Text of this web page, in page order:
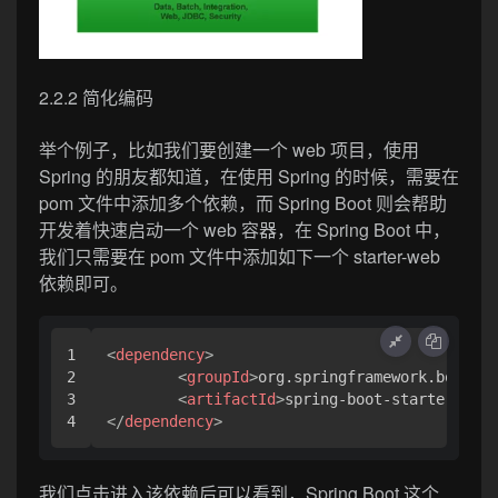
2.2.2 简化编码
举个例子，比如我们要创建一个 web 项目，使用
Spring 的朋友都知道，在使用 Spring 的时候，需要在
pom 文件中添加多个依赖，而 Spring Boot 则会帮助
开发着快速启动一个 web 容器，在 Spring Boot 中，
我们只需要在 pom 文件中添加如下一个 starter-web
依赖即可。
1
2
3
<dependency>
<groupId>org.springframework.boot
<artifactId>spring-boot-starter-web
</dependency>